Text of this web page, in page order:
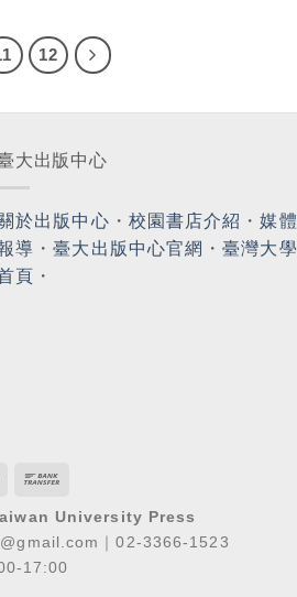
12
大出版中心
於出版中心 ・ 校園書店介紹 ・媒體
導 ・臺大出版中心官網 ・臺灣大學
頁 ・
University Press
｜02-3366-1523
17:00